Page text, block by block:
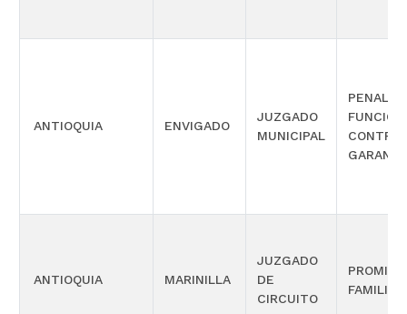
ANTIOQUIA ENVIGADO
JUZGADO
MUNICIPAL
PENAL
ANTIOQUIA MARINILLA
JUZGADO
DE
CIRCUITO
FAMILIA